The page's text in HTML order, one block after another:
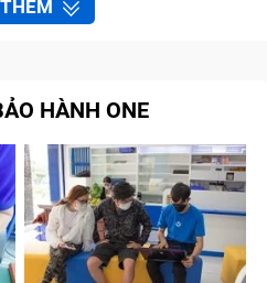
HÀNH ONE